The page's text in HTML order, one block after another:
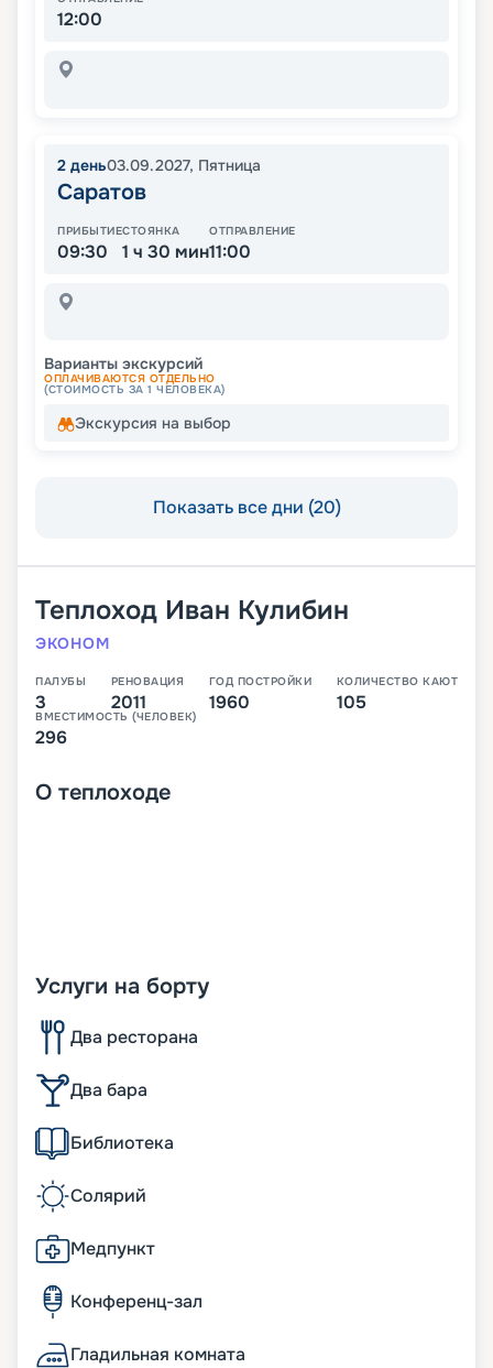
12:00
2 день03.09.2027, Пятница
Саратов
ПРИБЫТИЕ
09:30
СТОЯНКА
1 ч 30 мин
ОТПРАВЛЕНИЕ
11:00
Варианты экскурсий
ОПЛАЧИВАЮТСЯ ОТДЕЛЬНО
(СТОИМОСТЬ ЗА 1 ЧЕЛОВЕКА)
Экскурсия на выбор
Показать все дни (20)
Теплоход Иван Кулибин
ЭКОНОМ
ПАЛУБЫ
3
РЕНОВАЦИЯ
2011
ГОД ПОСТРОЙКИ
1960
КОЛИЧЕСТВО КАЮТ
105
ВМЕСТИМОСТЬ (ЧЕЛОВЕК)
296
О теплоходе
Услуги на борту
Два ресторана
Два бара
Библиотека
Солярий
Медпункт
Конференц-зал
Гладильная комната